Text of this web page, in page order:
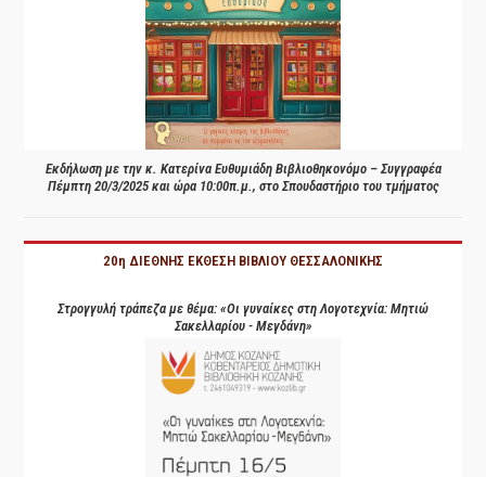
Εκδήλωση με την κ. Κατερίνα Ευθυμιάδη Βιβλιοθηκονόμο – Συγγραφέα
Πέμπτη 20/3/2025 και ώρα 10:00π.μ., στο Σπουδαστήριο του τμήματος
20η ΔΙΕΘΝΗΣ ΕΚΘΕΣΗ ΒΙΒΛΙΟΥ ΘΕΣΣΑΛΟΝΙΚΗΣ
Στρογγυλή τράπεζα με θέμα: «Οι γυναίκες στη Λογοτεχνία: Μητιώ
Σακελλαρίου - Μεγδάνη»